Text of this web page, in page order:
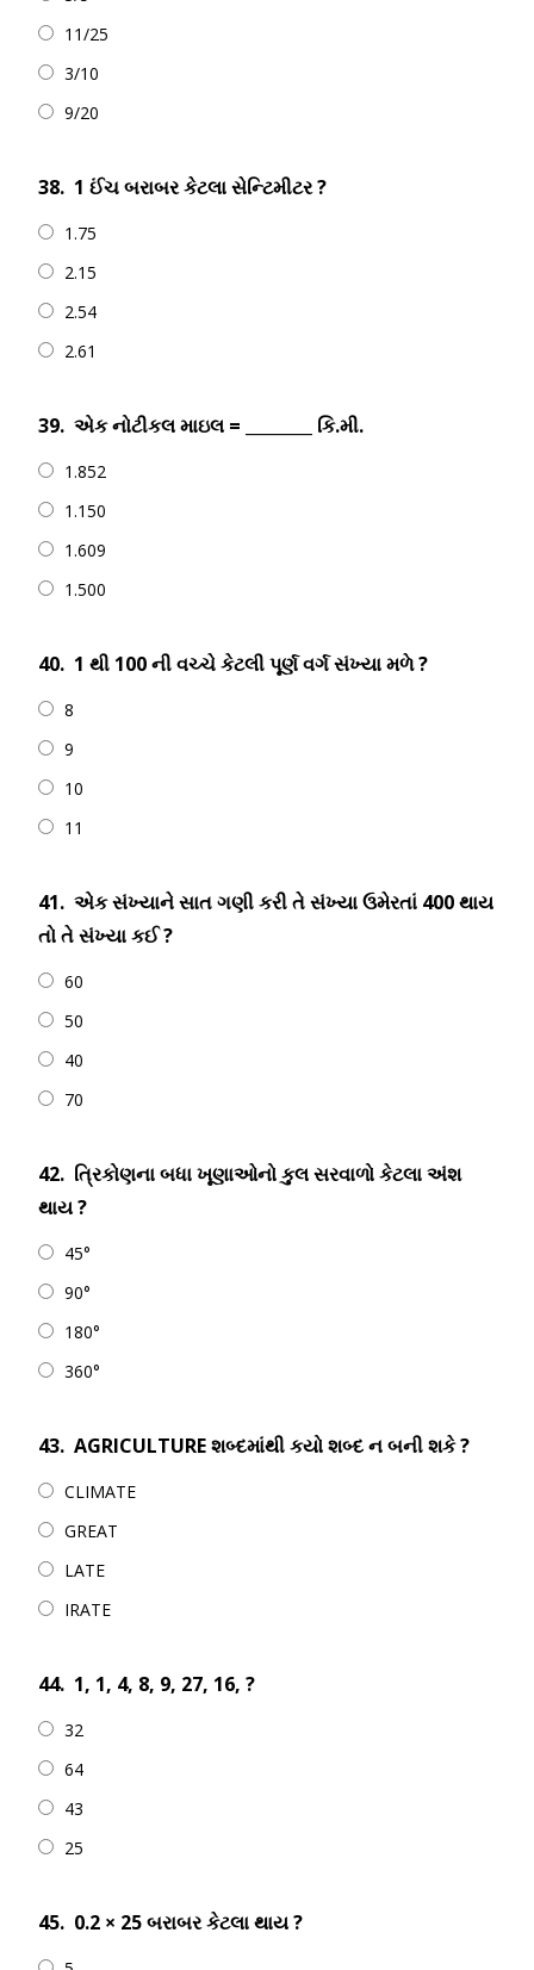
11/25
3/10
9/20
38. 1 ઈંચ બરાબર કેટલા સેન્ટિમીટર ?
1.75
2.15
2.54
2.61
39. એક નોટીકલ માઇલ = ________ કિ.મી.
1.852
1.150
1.609
1.500
40. 1 થી 100 ની વચ્ચે કેટલી પૂર્ણ વર્ગ સંખ્યા મળે ?
8
9
10
11
41. એક સંખ્યાને સાત ગણી કરી તે સંખ્યા ઉમેરતાં 400 થાય
તો તે સંખ્યા કઈ ?
60
50
40
70
42. ત્રિકોણના બધા ખૂણાઓનો કુલ સરવાળો કેટલા અંશ
થાય ?
45°
90°
180°
360°
43. AGRICULTURE શબ્દમાંથી કયો શબ્દ ન બની શકે ?
CLIMATE
GREAT
LATE
IRATE
44. 1, 1, 4, 8, 9, 27, 16, ?
32
64
43
25
45. 0.2 × 25 બરાબર કેટલા થાય ?